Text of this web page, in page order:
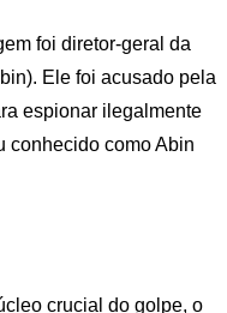
foi diretor-geral da
Ele foi acusado pela
espionar ilegalmente
conhecido como Abin
crucial do golpe, o